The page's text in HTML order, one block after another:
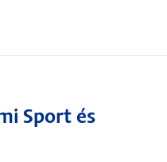
Sport és